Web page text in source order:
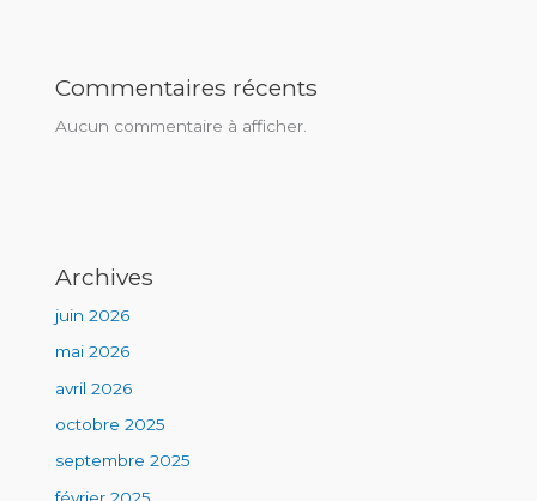
Commentaires récents
Aucun commentaire à afficher.
Archives
juin 2026
mai 2026
avril 2026
octobre 2025
septembre 2025
février 2025